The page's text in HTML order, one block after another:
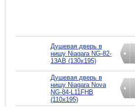
Душевая дверь в
нишу Niagara NG-82-
13AB (130х195)
Душевая дверь в
нишу Niagara Nova
NG-84-L11FHB
(110х195)